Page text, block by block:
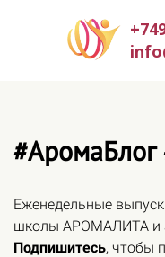
Еженедельные
школы АРОМАЛИТА и
Подпишитесь, чтобы